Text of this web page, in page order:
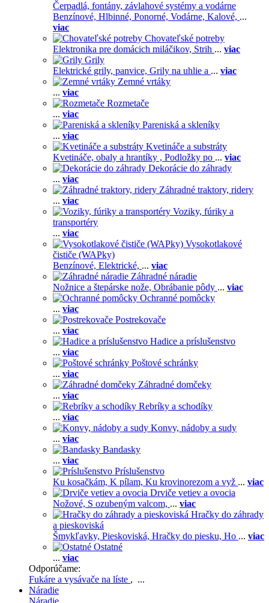
Čerpadlá, fontány, závlahové systémy a vodárne
Benzínové, Hlbinné, Ponorné, Vodárne, Kalové, ...
viac
Chovateľské potreby
Elektronika pre domácich miláčikov, Strih ... viac
Grily
Elektrické grily, panvice, Grily na uhlie a ... viac
Zemné vrtáky
... viac
Rozmetače
... viac
Pareniská a skleníky
... viac
Kvetináče a substráty
Kvetináče, obaly a hrantíky , Podložky po ... viac
Dekorácie do záhrady
... viac
Záhradné traktory, ridery
... viac
Voziky, fúriky a
transportéry
... viac
Vysokotlakové
čističe (WAPky)
Benzínové, Elektrické, ... viac
Záhradné náradie
Nožnice a štepárske nože, Obrábanie pôdy ... viac
Ochranné pomôcky
... viac
Postrekovače
... viac
Hadice a príslušenstvo
... viac
Poštové schránky
... viac
Záhradné domčeky
... viac
Rebríky a schodíky
... viac
Konvy, nádoby a sudy
... viac
Bandasky
... viac
Príslušenstvo
Ku kosačkám, K pílam, Ku krovinorezom a vyž ... viac
Drviče vetiev a ovocia
Nožové, S ozubeným valcom, ... viac
Hračky do záhrady
a pieskoviská
Šmykľavky, Pieskoviská, Hračky do piesku, Ho ... viac
Ostatné
... viac
Odporúčame:
Fukáre a vysávače na líste , ...
Náradie
Náradie